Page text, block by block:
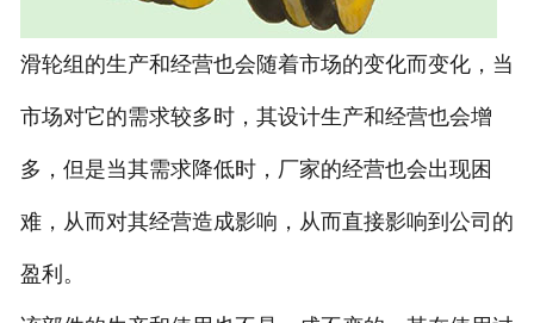
滑轮组的生产和经营也会随着市场的变化而变化，当
市场对它的需求较多时，其设计生产和经营也会增
多，但是当其需求降低时，厂家的经营也会出现困
难，从而对其经营造成影响，从而直接影响到公司的
盈利。